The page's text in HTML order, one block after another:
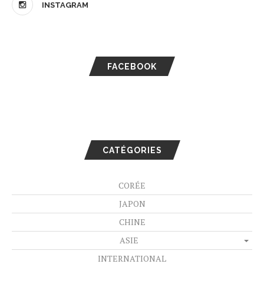
INSTAGRAM
FACEBOOK
CATÉGORIES
CORÉE
JAPON
CHINE
ASIE
INTERNATIONAL